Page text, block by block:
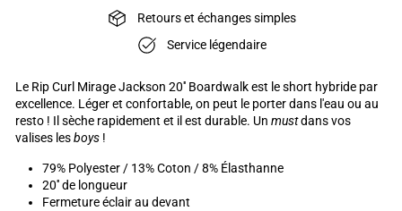
Retours et échanges simples
Service légendaire
Le Rip Curl Mirage Jackson 20'' Boardwalk est le short hybride par
excellence. Léger et confortable, on peut le porter dans l'eau ou au
resto ! Il sèche rapidement et il est durable. Un mustdans vos
valises lesboys !
79% Polyester / 13% Coton / 8% Élasthanne
20'' de longueur
Fermeture éclair au devant